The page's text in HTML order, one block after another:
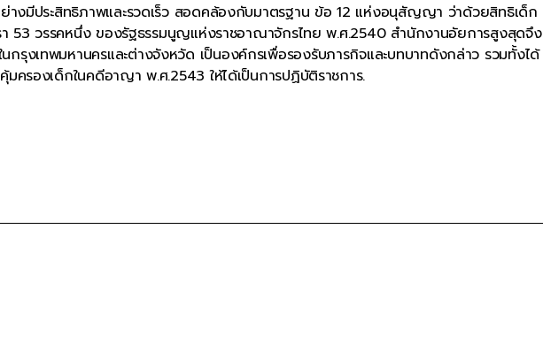
างมีประสิทธิภาพและรวดเร็ว สอดคล้องกับมาตรฐาน ข้อ 12 แห่งอนุสัญญา ว่าด้วยสิทธิเด็ก
53 วรรคหนึ่ง ของรัฐธรรมนูญแห่งราชอาณาจักรไทย พ.ศ.2540 สำนักงานอัยการสูงสุดจึง
รุงเทพมหานครและต่างจังหวัด เป็นองค์กรเพื่อรองรับภารกิจและบทบาทดังกล่าว รวมทั้งได้
ครองเด็กในคดีอาญา พ.ศ.2543 ให้ได้เป็นการปฏิบัติราชการ.